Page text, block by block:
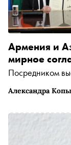
Александра
Армения и
мирное
Посредником